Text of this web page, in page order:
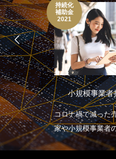
持続化
補助金
2021
小規模事業者
コロナ禍で減った
家や小規模事業者
援します。